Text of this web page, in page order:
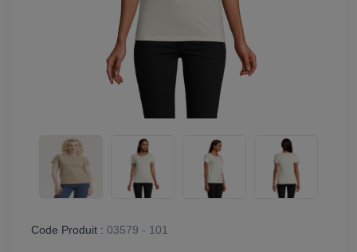
Code Produit : 03579 - 101